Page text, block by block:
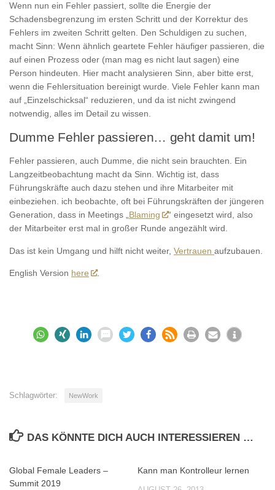
Wenn nun ein Fehler passiert, sollte die Energie der
Schadensbegrenzung im ersten Schritt und der Korrektur des
Fehlers im zweiten Schritt gelten. Den Schuldigen zu suchen,
macht Sinn: Wenn ähnlich geartete Fehler häufiger passieren, die
auf einen Prozess oder (man mag es nicht laut sagen) eine
Person hindeuten. Hier macht analysieren Sinn, aber bitte erst,
wenn die Fehlersituation bereinigt wurde. Viele Fehler kann man
auf „Einzelschicksal“ reduzieren, und da ist nicht zwingend
notwendig, alles im Detail zu wissen.
Dumme Fehler passieren… geht damit um!
Fehler passieren, auch Dumme, die nicht sein brauchten. Ein
Langzeitbeobachtung macht da Sinn. Wichtig ist, dass
Führungskräfte auch dazu stehen und ihre Mitarbeiter mit
einbeziehen. ich beobachte, oft bei Führungskräften der jüngeren
Generation, dass in Meetings „Blaming
“ eingesetzt wird, also
der Mitarbeiter erst mal in großer Runde angezählt wird.
Das ist kein Umgang und hilft nicht weiter, Vertrauen aufzubauen.
English Version here .
Schlagwörter: NewWork
DAS KÖNNTE DICH AUCH INTERESSIEREN …
Global Female Leaders –
Summit 2019
Kann man Kontrolleur lernen